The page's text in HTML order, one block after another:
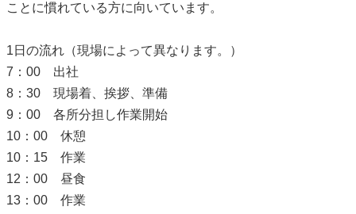
ことに慣れている方に向いています。
1日の流れ（現場によって異なります。）
7：00 出社
8：30 現場着、挨拶、準備
9：00 各所分担し作業開始
10：00 休憩
10：15 作業
12：00 昼食
13：00 作業